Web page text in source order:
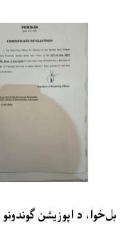
بل‌خوا، د اپوزیشن